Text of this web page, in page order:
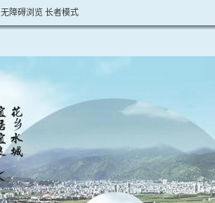
无障碍浏览长者模式